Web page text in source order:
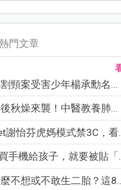
熱門文章
頸案受害少年楊承勳名...
秋燥來襲！中醫教養肺...
謝怡芬虎媽模式禁3C，看
手機給孩子，就要被貼「
不想或不敢生二胎？這